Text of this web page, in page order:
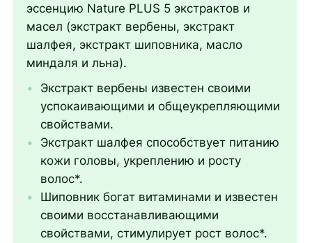
эссенцию Nature PLUS 5 экстрактов и
масел (экстракт вербены, экстракт
шалфея, экстракт шиповника, масло
миндаля и льна).
Экстракт вербены известен своими
успокаивающими и общеукрепляющими
свойствами.
Экстракт шалфея способствует питанию
кожи головы, укреплению и росту
волос*.
Шиповник богат витаминами и известен
своими восстанавливающими
свойствами, стимулирует рост волос*.